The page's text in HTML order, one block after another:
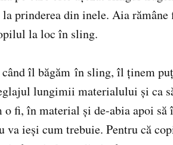
prinderea din inele. Aia
la loc în sling.
îl băgăm în sling, îl ținem
lungimii materialului și ca
o fi, în material și de-abia apoi
va ieși cum trebuie. Pentru că